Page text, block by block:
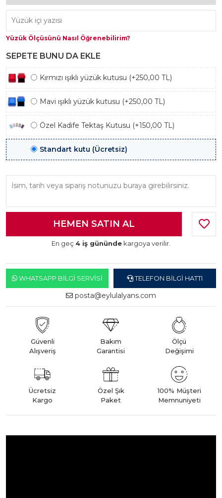
Yüzük Ölçüsünü Nasıl Öğrenebilirim?
SEPETE BUNU DA EKLE
Kırmızı ışıklı yüzük kutusu (+250,00 TL)
Mavi ışıklı yüzük kutusu (+250,00 TL)
Özel Kadife Tektaş Kutusu (+150,00 TL)
Standart kutu (Ücretsiz)
En geç 4 iş gününde kargoya verilir.
WHATSAPP BILGI SERVISI TELEFON BILGI HATTI
posta@eylulalyans.com
Güvenli
Alışveriş
Bakım
Garantisi
Ölçü
Değişimi
Ücretsiz
Kargo
Özel Şık
Paket
100% Müşteri
Memnuniyeti